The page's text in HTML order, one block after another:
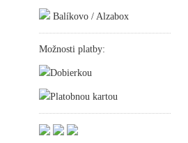
Balíkovo / Alzabox
Možnosti platby:
Dobierkou
Platobnou kartou